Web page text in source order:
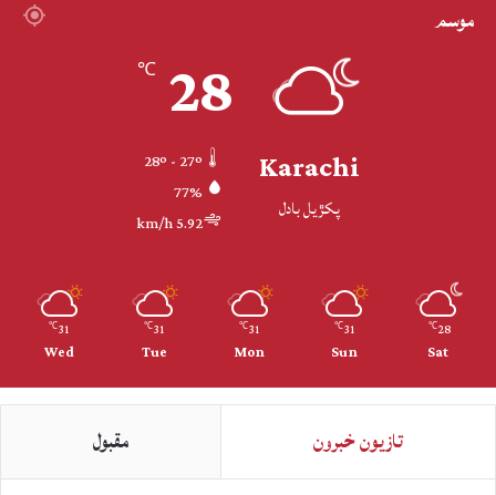
موسم
Karachi
پکڙيل بادل
28
℃
77%
5.92 km/h
28
℃
Sat
31
℃
Sun
31
℃
Mon
31
℃
Tue
31
℃
Wed
تازيون خبرون مقبول